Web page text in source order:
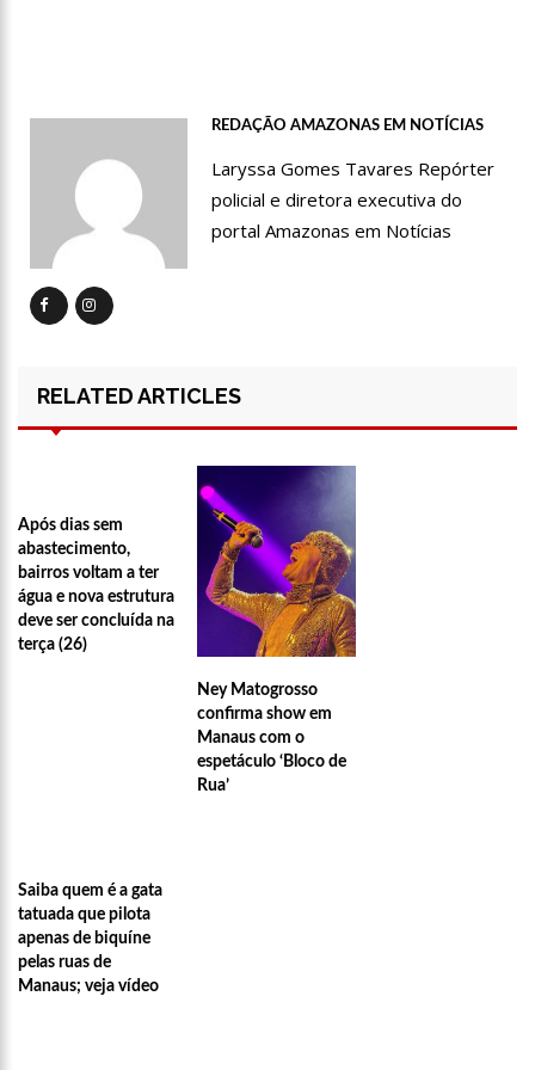
REDAÇÃO AMAZONAS EM NOTÍCIAS
Laryssa Gomes Tavares Repórter
policial e diretora executiva do
portal Amazonas em Notícias
RELATED ARTICLES
Após dias sem
abastecimento,
bairros voltam a ter
água e nova estrutura
deve ser concluída na
terça (26)
Ney Matogrosso
confirma show em
Manaus com o
espetáculo ‘Bloco de
Rua’
Saiba quem é a gata
tatuada que pilota
apenas de biquíne
pelas ruas de
Manaus; veja vídeo